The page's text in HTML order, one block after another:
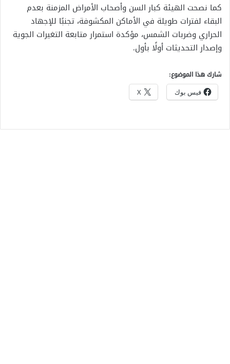
كما نصحت الهيئة كبار السن وأصحاب الأمراض المزمنة بعدم
البقاء لفترات طويلة في الأماكن المكشوفة، تجنبًا للإجهاد
الحراري وضربات الشمس، مؤكدة استمرار متابعة التغيرات الجوية
وإصدار التحديثات أولًا بأول.
شارك هذا الموضوع:
فيس بوك X